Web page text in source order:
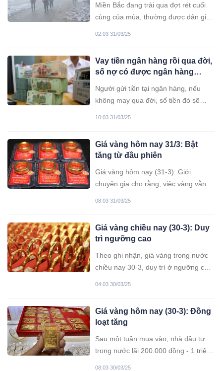
ngờ
Miền Bắc đang trải qua đợt rét cuối
cùng của mùa, thường được dân gian
sung, thời tiết miền Bắc sẽ tiếp tục có
mưa rét.
02:03 31/03/25
Vay tiền ngân hàng rồi qua đời,
số nợ có được ngân hàng
Người gửi tiền tại ngân hàng, nếu
không may qua đời, số tiền đó sẽ
nào đối với khoản nợ?
10:03 31/03/25
Giá vàng hôm nay 31/3: Bật
tăng từ đầu phiên
Giá vàng hôm nay (31-3): Giới
chuyên gia cho rằng, việc vàng vẫn
08:03 31/03/25
Giá vàng chiều nay (30-3): Duy
trì ngưỡng cao
Theo ghi nhận, giá vàng trong nước
chiều nay 30-3, duy trì ở ngưỡng cao,
04:03 30/03/25
Giá vàng hôm nay (30-3): Đồng
loạt tăng
Sau một tuần mua vào, nhà đầu tư
trong nước lãi 200.000 đồng - 1 triệu
08:03 30/03/25